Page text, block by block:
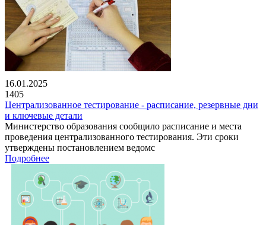
16.01.2025
1405
Централизованное тестирование - расписание, резервные дни
и ключевые детали
Министерство образования сообщило расписание и места
проведения централизованного тестирования. Эти сроки
утверждены постановлением ведомс
Подробнее